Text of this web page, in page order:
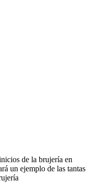
de la brujería en
un ejemplo de las tantas